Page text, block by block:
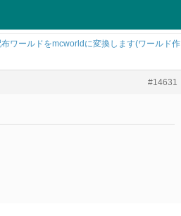
ワールドをmcworldに変換します(ワールド作
#14631